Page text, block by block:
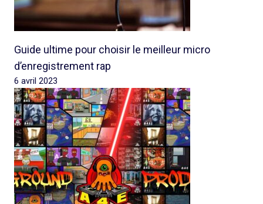
Guide ultime pour choisir le meilleur micro
d’enregistrement rap
6 avril 2023